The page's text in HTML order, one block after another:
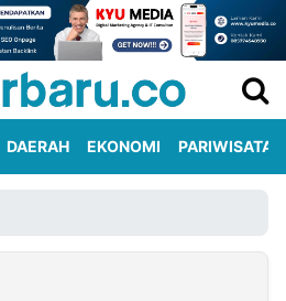
DAERAH EKONOMI PARIWISATA